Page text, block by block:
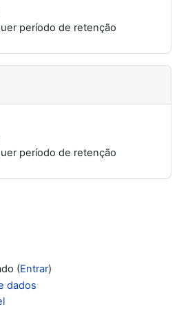
período de retenção
período de retenção
(Entrar)
dados